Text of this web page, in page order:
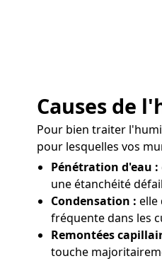
Causes de
Pour bien traiter
pour lesquelles vos
Pénétration d'eau :
une étanchéité
Condensation : elle
fréquente dans les
Remontées
touche